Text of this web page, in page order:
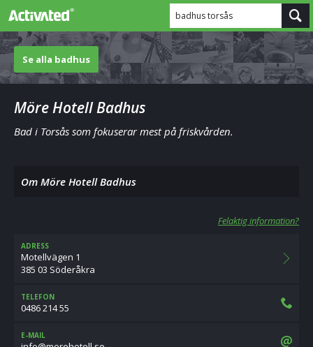
badhus torsås
Se alla badhus
Möre Hotell Badhus
Bad i Torsås som fokuserar mest på friskvården.
Om Möre Hotell Badhus
Felaktig information?
ADRESS
Motellvägen 1
385 03 Söderåkra
TELEFON
0486 214 55
E-MAIL